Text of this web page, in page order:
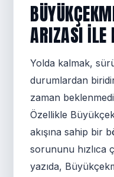
ARIZASI ILE
Yolda kalmak,
durumlardan
zaman
Özellikle
akışına sahip bir
sorununu hızlıca
yazıda,